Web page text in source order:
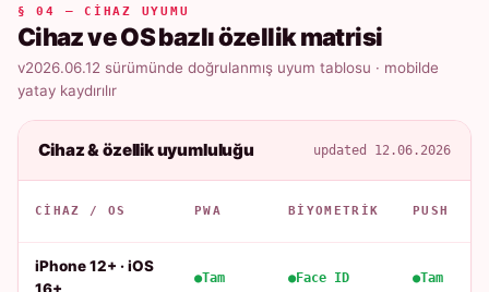
§ 04 — CIHAZ UYUMU
Cihaz ve OS bazlı özellik matrisi
v2026.06.12 sürümünde doğrulanmış uyum tablosu · mobilde
yatay kaydırılır
Cihaz & özellik uyumluluğu updated 12.06.2026
CIHAZ / OS PWA BIYOMETRIK PUSH
iPhone 12+ · iOS
Tam Face ID Tam